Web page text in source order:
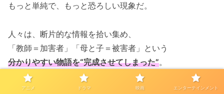
もっと単純で、もっと恐ろしい現象だ。
人々は、断片的な情報を拾い集め、
「教師＝加害者」「母と子＝被害者」という
分かりやすい物語を“完成させてしまった”。
物語が完成した瞬間、事実確認は不要になる。
アニメ ドラマ 映画 エンターテインメント